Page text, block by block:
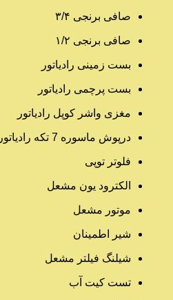
صافی برنجی ۳/۴
صافی برنجی ۱/۲
بست زمینی رادیاتور
بست پرچمی رادیاتور
مغزی واشر کوپل رادیاتور
درپوش ماسوره 7 تکه رادیاتور
فلوتر توپی
الکترود یون مشعل
موتور مشعل
شیر اطمینان
شیلنگ فیلتر مشعل
تست کیت آب